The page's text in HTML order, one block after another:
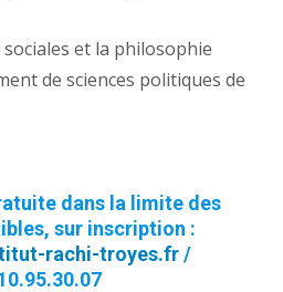
et la philosophie
de sciences politiques de
dans la limite des
sur inscription :
rachi-troyes.fr/